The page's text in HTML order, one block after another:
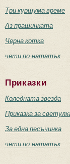
Три куршума време
Аз прашинката
Черна котка
чети по-нататък
Приказки
Коледната звезда
Приказка за
За една песъчинка
чети по-нататък